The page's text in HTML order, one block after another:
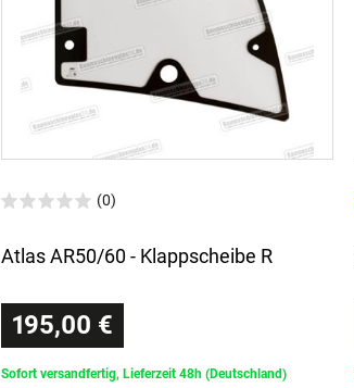
(0)
Atlas AR50/60 - Klappscheibe R
195,00 €
Sofort versandfertig, Lieferzeit 48h (Deutschland)